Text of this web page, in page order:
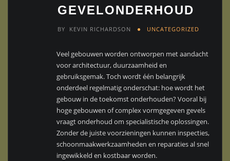
GEVELONDERHOUD
BY KEVIN RICHARDSON UNCATEGORIZED
Veel gebouwen worden ontworpen met aandacht
voor architectuur, duurzaamheid en
gebruiksgemak. Toch wordt één belangrijk
onderdeel regelmatig onderschat: hoe wordt het
gebouw in de toekomst onderhouden? Vooral bij
hoge gebouwen of complex vormgegeven gevels
vraagt onderhoud om specialistische oplossingen.
Zonder de juiste voorzieningen kunnen inspecties,
schoonmaakwerkzaamheden en reparaties al snel
ingewikkeld en kostbaar worden.